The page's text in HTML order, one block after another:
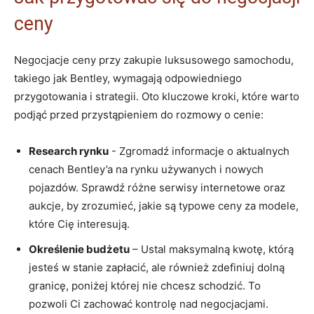
​ceny
Negocjacje ceny przy ⁣zakupie luksusowego⁢ samochodu,
takiego jak Bentley,⁤ wymagają odpowiedniego
przygotowania i strategii.⁤ Oto kluczowe kroki,​ które warto
podjąć przed przystąpieniem do rozmowy o cenie:
Research ‌rynku ⁢- Zgromadź informacje o aktualnych
cenach Bentley’a na rynku używanych i nowych
pojazdów. Sprawdź‍ różne ⁤serwisy internetowe oraz
aukcje, by zrozumieć, jakie są typowe ceny za modele,
które Cię interesują.
Określenie budżetu – Ustal maksymalną kwotę, którą
jesteś w stanie ‌zapłacić, ale również zdefiniuj ‍dolną
granicę, poniżej⁣ której nie chcesz schodzić. To
pozwoli​ Ci zachować ‍kontrolę nad negocjacjami.